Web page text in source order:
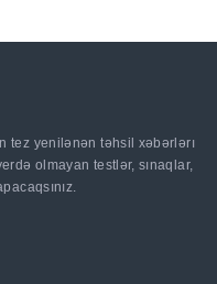
tez yenilənən təhsil xəbərlərı
olmayan testlər, sınaqlar,